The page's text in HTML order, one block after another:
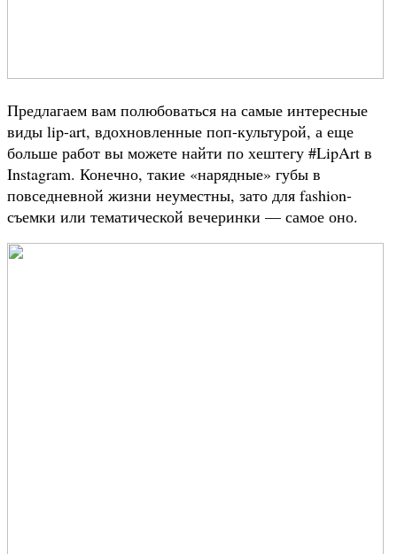
Предлагаем вам полюбоваться на самые интересные
виды lip-art, вдохновленные поп-культурой, а еще
больше работ вы можете найти по хештегу #LipArt в
Instagram. Конечно, такие «нарядные» губы в
повседневной жизни неуместны, зато для fashion-
съемки или тематической вечеринки — самое оно.